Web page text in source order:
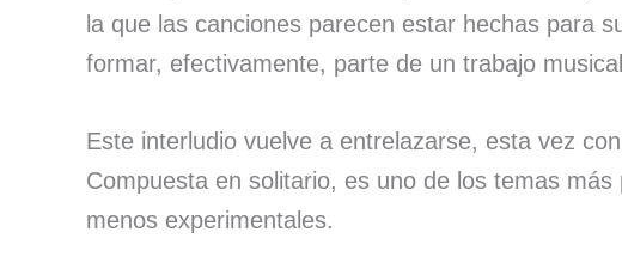
la que las canciones parecen estar hechas para
formar, efectivamente, parte de un trabajo
Este interludio vuelve a entrelazarse, esta vez
Compuesta en solitario, es uno de los temas
menos experimentales.